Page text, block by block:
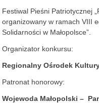
Festiwal Pieśni Patriotycznej
organizowany w ramach VIII
Solidarności w Małopolsce”.
Organizator konkursu:
Regionalny Ośrodek
Patronat honorowy:
Wojewoda Małopolski –